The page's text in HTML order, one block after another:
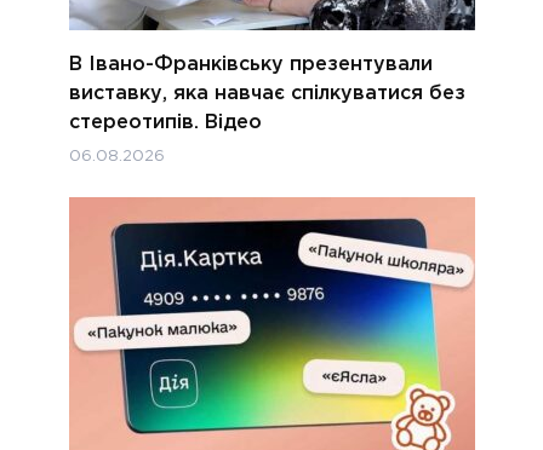
В Івано-Франківську презентували
виставку, яка навчає спілкуватися без
стереотипів. Відео
06.08.2026